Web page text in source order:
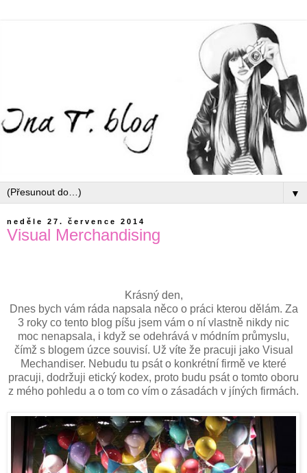
▼
neděle 27. července 2014
Visual Merchandising
Krásný den,
Dnes bych vám ráda napsala něco o práci kterou dělám. Za
3 roky co tento blog píšu jsem vám o ní vlastně nikdy nic
moc nenapsala, i když se odehrává v módním průmyslu,
čímž s blogem úzce souvisí. Už víte že pracuji jako Visual
Mechandiser. Nebudu tu psát o konkrétní firmě ve které
pracuji, dodržuji etický kodex, proto budu psát o tomto oboru
z mého pohledu a o tom co vím o zásadách v jíných firmách.